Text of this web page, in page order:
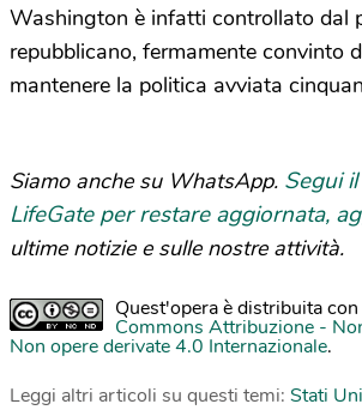
Washington è infatti controllato dal
repubblicano, fermamente convinto
mantenere la politica avviata
Siamo anche su WhatsApp. Segui
LifeGate per restare aggiornata,
ultime notizie e sulle nostre attività.
Quest'opera è distribuita
Commons Attribuzione -
Non opere derivate 4.0 Internazionale.
Leggi altri articoli su questi temi: Stati